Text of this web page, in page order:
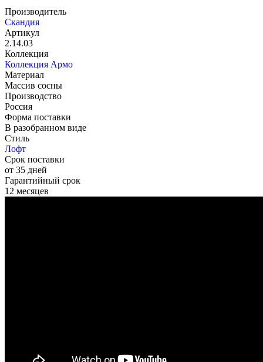
Производитель
Скандия
Артикул
2.14.03
Коллекция
Коллекция Армо
Материал
Массив сосны
Производство
Россия
Форма поставки
В разобранном виде
Стиль
Лофт
Срок поставки
от 35 дней
Гарантийный срок
12 месяцев